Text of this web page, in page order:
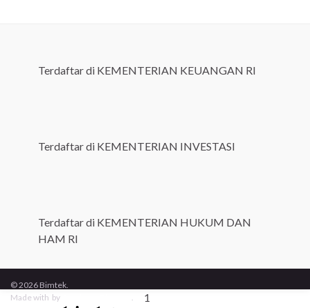
Terdaftar di KEMENTERIAN KEUANGAN RI
Terdaftar di KEMENTERIAN INVESTASI
Terdaftar di KEMENTERIAN HUKUM DAN
HAM RI
© 2026 Bimtek.
Made with by .
1